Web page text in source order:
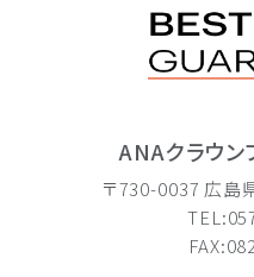
ANAクラウン
〒730-0037 広島